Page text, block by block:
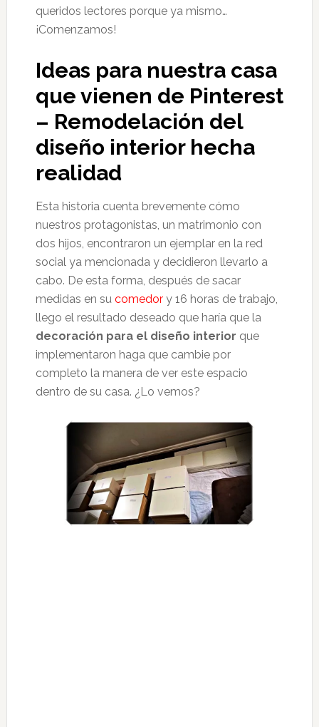
queridos lectores porque ya mismo…
¡Comenzamos!
Ideas para nuestra casa
que vienen de Pinterest
– Remodelación del
diseño interior hecha
realidad
Esta historia cuenta brevemente cómo
nuestros protagonistas, un matrimonio con
dos hijos, encontraron un ejemplar en la red
social ya mencionada y decidieron llevarlo a
cabo. De esta forma, después de sacar
medidas en su comedor y 16 horas de trabajo,
llego el resultado deseado que haría que la
decoración para el diseño interior que
implementaron haga que cambie por
completo la manera de ver este espacio
dentro de su casa. ¿Lo vemos?